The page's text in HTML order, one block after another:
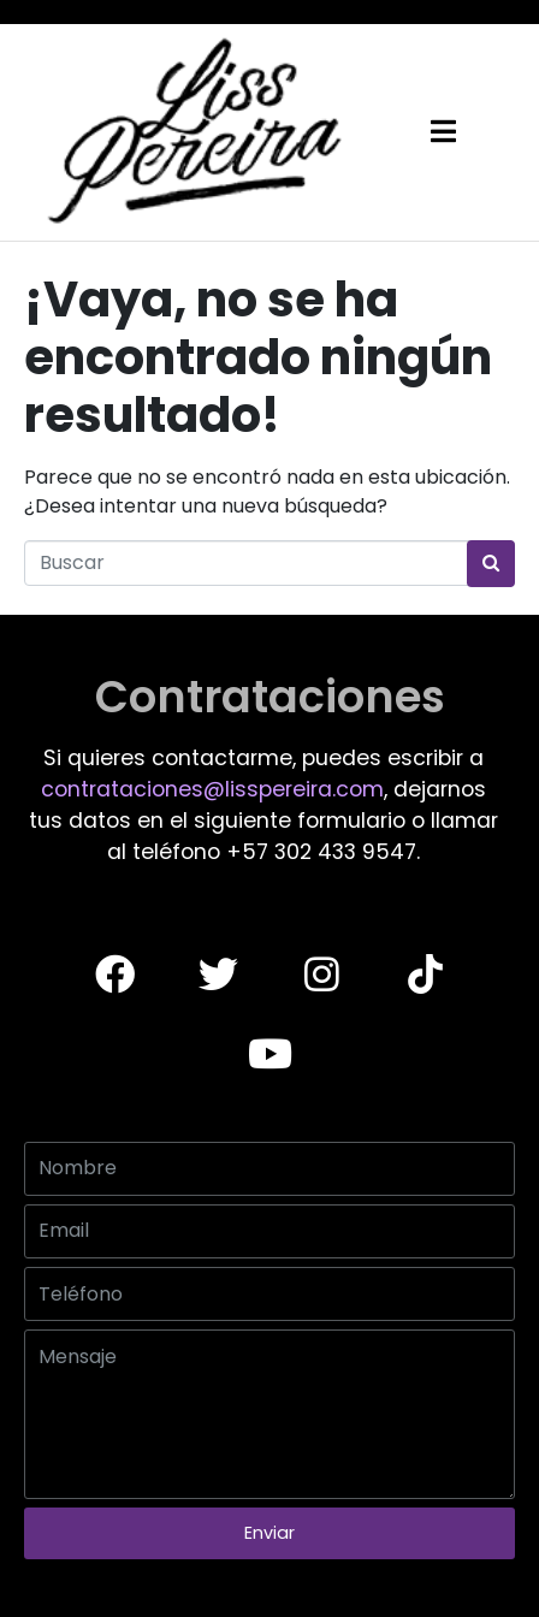
¡Vaya, no se ha
encontrado ningún
resultado!
Parece que no se encontró nada en esta ubicación.
¿Desea intentar una nueva búsqueda?
Contrataciones
Si quieres contactarme, puedes escribir a
contrataciones@lisspereira.com, dejarnos
tus datos en el siguiente formulario o llamar
al teléfono +57 302 433 9547.
Enviar